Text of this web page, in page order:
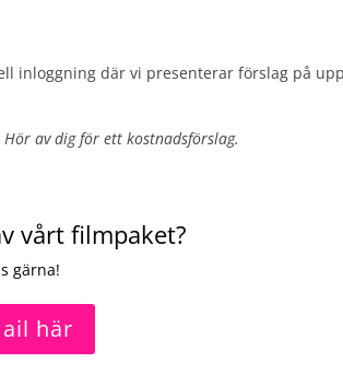
inloggning där vi presenterar förslag på
av dig för ett kostnadsförslag.
vårt filmpaket?
gärna!
här